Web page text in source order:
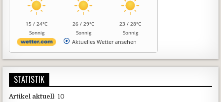
15 / 24°C
Sonnig
26 / 29°C
Sonnig
23 / 28°C
Sonnig
Aktuelles Wetter ansehen
STATISTIK
Artikel aktuell: 10